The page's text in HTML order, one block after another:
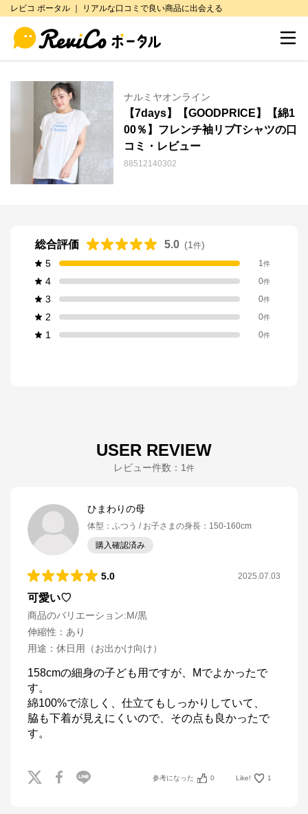
レビコ ポータル ｜ リアルな口コミで良い商品に出会える
ナルミヤオンライン
【7days】【GOODPRICE】【綿1
00％】フレンチ袖リブTシャツの口
コミ・レビュー
88512140302
総合評価 5.0 (1 件)
5
1件
4 0件
3 0件
2 0件
1 0件
USER REVIEW
レビュー件数： 1 件
ひまわりの母
体型 ： ふつう お子さまの身長 ： 150-160cm
購入確認済み
5.0 2025.07.03
可愛い♡
商品のバリエーション:M/黒
伸縮性 ： あり
用途 ： 休日用（お出かけ向け）
158cmの細身の子ども用ですが、Мでよかったで
す。
綿100%で涼しく、仕立てもしっかりしていて、
脇も下着が見えにくいので、その点も良かったで
す。
参考になった 0 Like! 1